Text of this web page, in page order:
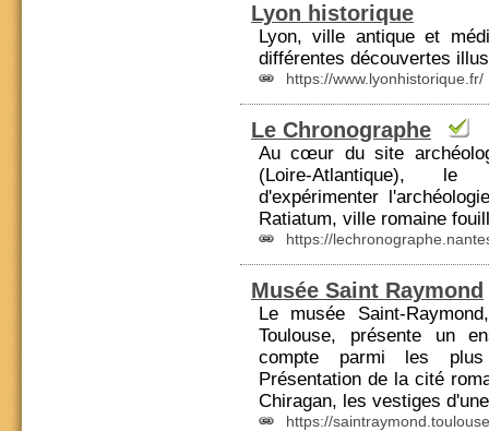
Lyon historique
Lyon, ville antique et
différentes découvertes
https://www.lyonhistorique.fr/
Le Chronographe
Au cœur du site
(Loire-Atlantique), le
d'expérimenter
Ratiatum, ville romaine
https://
Musée Saint Raymond
Le musée Saint-
Toulouse, présente un
compte parmi les
Présentation de la cité
Chiragan, les vestiges
https://